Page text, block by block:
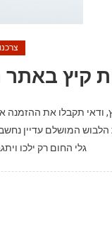
קיץ
ודאי תקבלו את ההזמנה
הלבוש המושלם עדיין
גלי החום רק ילכו